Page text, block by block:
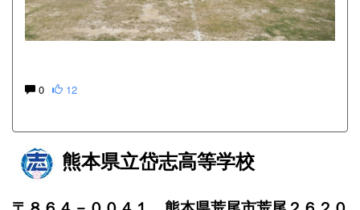
0 12
熊本県立岱志高等学校